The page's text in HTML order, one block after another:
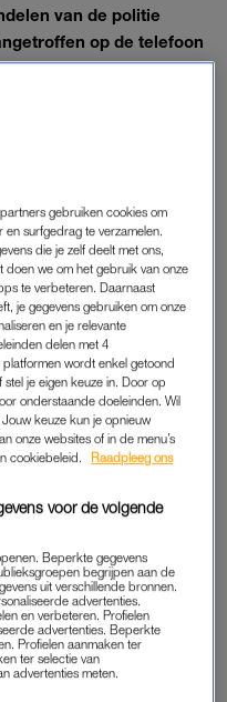
van de politie
op de telefoon
verdacht in juni 2022
zijn woning in Geleen
directe juridische
aldus JenV. De
de vondst van de
heeft gemaakt en
M. was opgepakt als
betrokken in het
naar Donny M.”
de handelswijze van de
Inspectie nu een
Aan de hand van de
nader onderzoek zal
staan stil bij
gebruiken cookies om
surfgedrag te verzamelen.
die je zelf deelt met ons,
doen we om het gebruik van onze
te verbeteren. Daarnaast
je gegevens gebruiken om onze
en je relevante
delen met 4
wordt enkel getoond
stel je eigen keuze in. Door op
onderstaande doeleinden. Wil
Jouw keuze kun je opnieuw
onze websites of in de menu’s
cookiebeleid.
Raadpleeg ons
voor de volgende
Beperkte gegevens
begrijpen aan de
uit verschillende bronnen.
advertenties.
en verbeteren. Profielen
advertenties. Beperkte
Profielen aanmaken ter
ter selectie van
advertenties meten.